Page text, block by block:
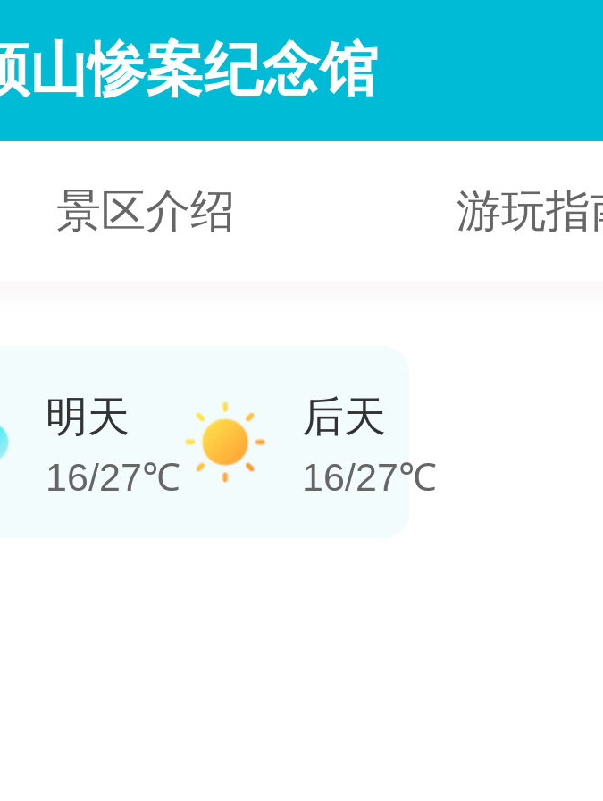
山惨案纪念馆
景区介绍 游玩指
明天
16/27℃
后天
16/27℃